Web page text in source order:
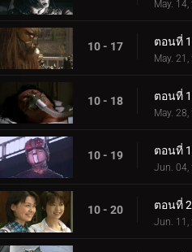
May.
10 - 17 ตอนที่
May.
10 - 18 ตอนที่
May.
10 - 19 ตอนที่
Jun. 04,
10 - 20 ตอนที่
Jun. 11,